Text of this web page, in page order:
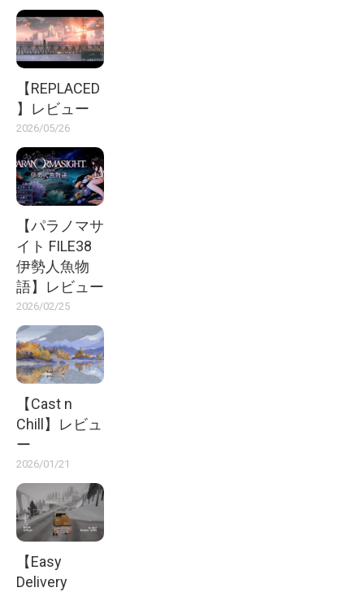
【REPLACED
】レビュー
2026/05/26
【パラノマサ
イト FILE38
伊勢人魚物
語】レビュー
2026/02/25
【Cast n
Chill】レビュ
ー
2026/01/21
【Easy
Delivery